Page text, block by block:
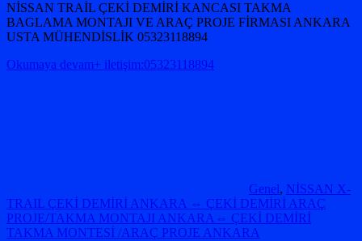
NİSSAN TRAİL ÇEKİ DEMİRİ KANCASI TAKMA
BAGLAMA MONTAJI VE ARAÇ PROJE FİRMASI ANKARA
USTA MÜHENDİSLİK 05323118894
Okumaya devam+ iletişim:05323118894
Genel, NİSSAN X-
TRAIL ÇEKİ DEMİRİ ANKARA ⇔ ÇEKİ DEMİRİ ARAÇ
PROJE/TAKMA MONTAJI ANKARA⇔ ÇEKİ DEMİRİ
TAKMA MONTESİ /ARAÇ PROJE ANKARA